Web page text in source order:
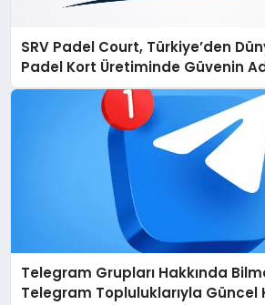
SRV Padel Court, Türkiye’den
Padel Kort Üretiminde Güvenin
Telegram Grupları Hakkında
Telegram Topluluklarıyla Güncel